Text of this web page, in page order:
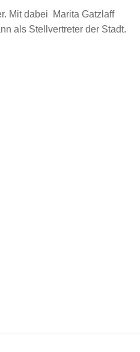
Mit dabei Marita Gatzlaff
als Stellvertreter der Stadt.